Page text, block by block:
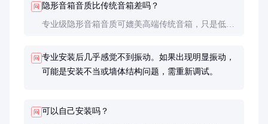
问 隐形音箱音质比传统音箱差吗？
专业级隐形音箱音质可媲美高端传统音箱，只是低频
问 专业安装后几乎感觉不到振动。如果出现明显振动，
可能是安装不当或墙体结构问题，需重新调试。
问 可以自己安装吗？